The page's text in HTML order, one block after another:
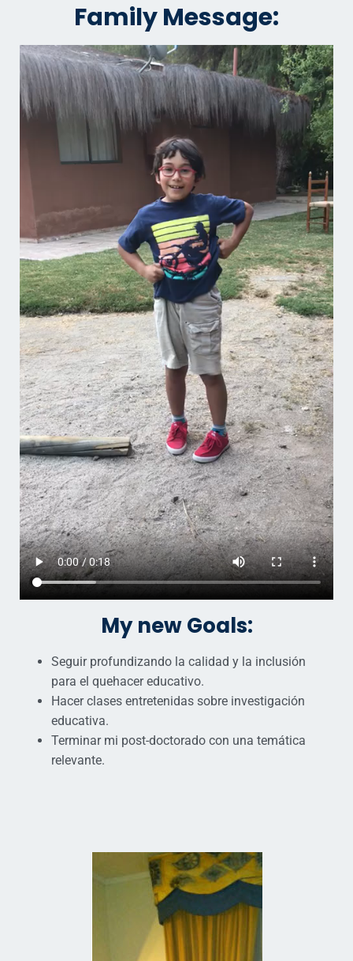
Family Message:
My new Goals:
Seguir profundizando la calidad y la inclusión
para el quehacer educativo.
Hacer clases entretenidas sobre investigación
educativa.
Terminar mi post-doctorado con una temática
relevante.